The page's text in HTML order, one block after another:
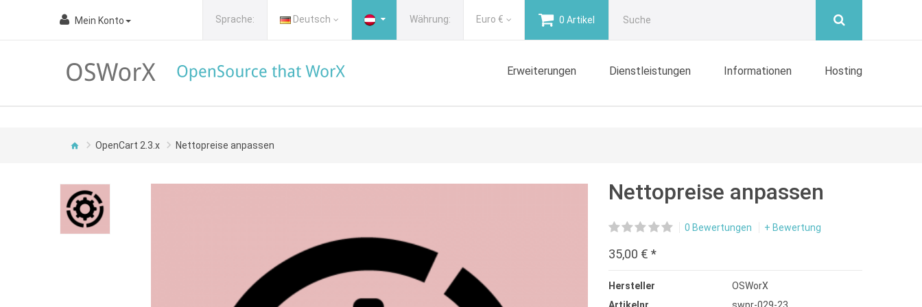
Mein Konto Sprache: Deutsch Währung: Euro € 0 Artikel
Erweiterungen Dienstleistungen Informationen Hosting
OpenCart 2.3.x Nettopreise anpassen
Nettopreise anpassen
0 Bewertungen + Bewertung
35,00 € *
Hersteller
OSWorX